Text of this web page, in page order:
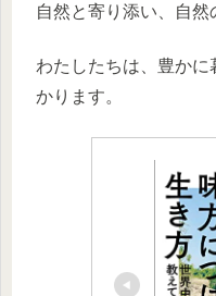
自然と寄り添い、自
わたしたちは、豊か
かります。